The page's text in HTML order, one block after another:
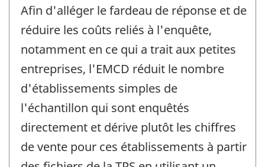
Afin d'alléger le fardeau de réponse et de
réduire les coûts reliés à l'enquête,
notamment en ce qui a trait aux petites
entreprises, l'EMCD réduit le nombre
d'établissements simples de
l'échantillon qui sont enquêtés
directement et dérive plutôt les chiffres
de vente pour ces établissements à partir